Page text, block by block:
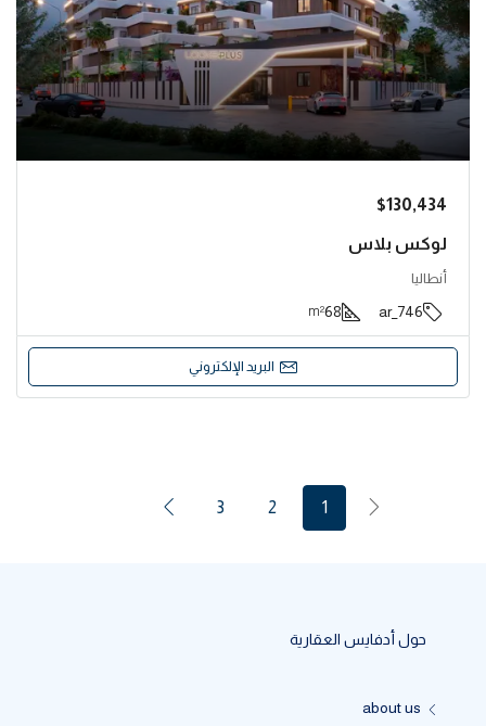
$130,434
لوكس بلاس
أنطاليا
746_ar
68
m²
البريد الإلكتروني
1
2
3
حول أدفايس العقارية
about us